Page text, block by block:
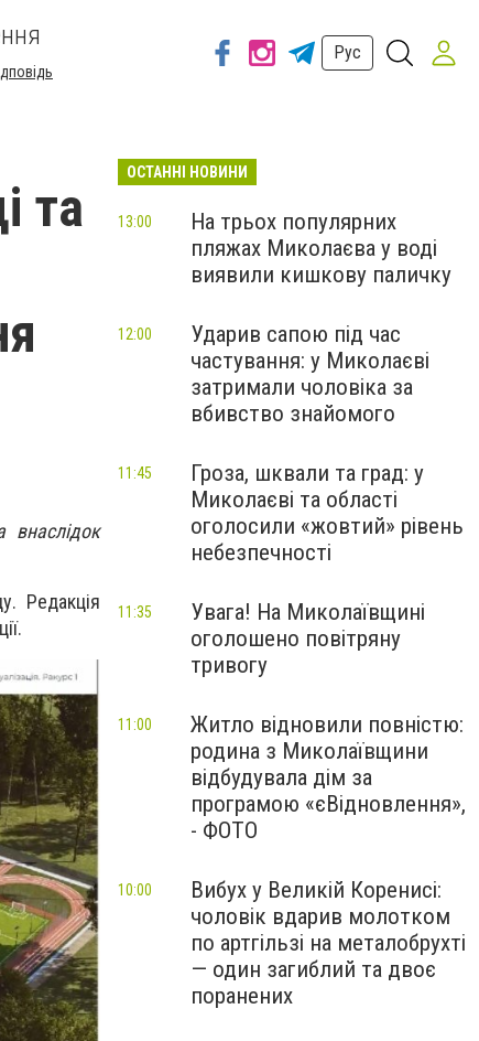
Рус
та
Редакція
ОСТАННІ НОВИНИ
На трьох популярних
пляжах Миколаєва у воді
виявили кишкову паличку
13:00
Ударив сапою під час
частування: у Миколаєві
затримали чоловіка за
вбивство знайомого
12:00
Гроза, шквали та град: у
Миколаєві та області
оголосили «жовтий» рівень
небезпечності
11:45
Увага! На Миколаївщині
оголошено повітряну
тривогу
11:35
Житло відновили повністю:
родина з Миколаївщини
відбудувала дім за
програмою «єВідновлення»,
- ФОТО
11:00
Вибух у Великій Коренисі:
чоловік вдарив молотком
по артгільзі на металобрухті
— один загиблий та двоє
поранених
10:00